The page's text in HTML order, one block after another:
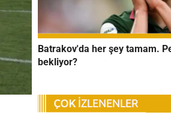
Batrakov'da her şey tamam.
bekliyor?